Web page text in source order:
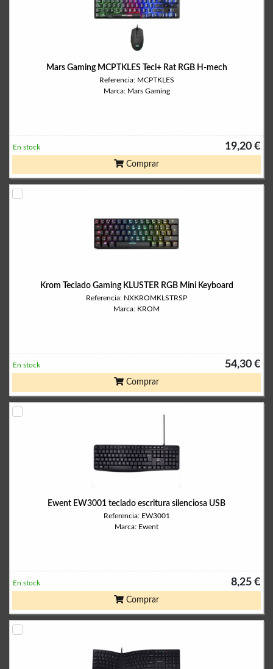
Mars Gaming MCPTKLES Tecl+ Rat RGB H-mech
Referencia: MCPTKLES
Marca: Mars Gaming
19,20 €
En stock
Comprar
Krom Teclado Gaming KLUSTER RGB Mini Keyboard
Referencia: NXKROMKLSTRSP
Marca: KROM
54,30 €
En stock
Comprar
Ewent EW3001 teclado escritura silenciosa USB
Referencia: EW3001
Marca: Ewent
8,25 €
En stock
Comprar